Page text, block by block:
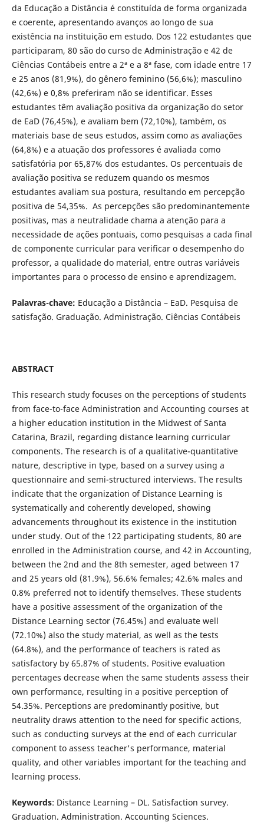
da Educação a Distância é constituída de forma organizada
e coerente, apresentando avanços ao longo de sua
existência na instituição em estudo. Dos 122 estudantes que
participaram, 80 são do curso de Administração e 42 de
Ciências Contábeis entre a 2ª e a 8ª fase, com idade entre 17
e 25 anos (81,9%), do gênero feminino (56,6%); masculino
(42,6%) e 0,8% preferiram não se identificar. Esses
estudantes têm avaliação positiva da organização do setor
de EaD (76,45%), e avaliam bem (72,10%), também, os
materiais base de seus estudos, assim como as avaliações
(64,8%) e a atuação dos professores é avaliada como
satisfatória por 65,87% dos estudantes. Os percentuais de
avaliação positiva se reduzem quando os mesmos
estudantes avaliam sua postura, resultando em percepção
positiva de 54,35%. As percepções são predominantemente
positivas, mas a neutralidade chama a atenção para a
necessidade de ações pontuais, como pesquisas a cada final
de componente curricular para verificar o desempenho do
professor, a qualidade do material, entre outras variáveis
importantes para o processo de ensino e aprendizagem.
Palavras-chave: Educação a Distância – EaD. Pesquisa de
satisfação. Graduação. Administração. Ciências Contábeis
ABSTRACT
This research study focuses on the perceptions of students
from face-to-face Administration and Accounting courses at
a higher education institution in the Midwest of Santa
Catarina, Brazil, regarding distance learning curricular
components. The research is of a qualitative-quantitative
nature, descriptive in type, based on a survey using a
questionnaire and semi-structured interviews. The results
indicate that the organization of Distance Learning is
systematically and coherently developed, showing
advancements throughout its existence in the institution
under study. Out of the 122 participating students, 80 are
enrolled in the Administration course, and 42 in Accounting,
between the 2nd and the 8th semester, aged between 17
and 25 years old (81.9%), 56.6% females; 42.6% males and
0.8% preferred not to identify themselves. These students
have a positive assessment of the organization of the
Distance Learning sector (76.45%) and evaluate well
(72.10%) also the study material, as well as the tests
(64.8%), and the performance of teachers is rated as
satisfactory by 65.87% of students. Positive evaluation
percentages decrease when the same students assess their
own performance, resulting in a positive perception of
54.35%. Perceptions are predominantly positive, but
neutrality draws attention to the need for specific actions,
such as conducting surveys at the end of each curricular
component to assess teacher's performance, material
quality, and other variables important for the teaching and
learning process.
Keywords: Distance Learning – DL. Satisfaction survey.
Graduation. Administration. Accounting Sciences.